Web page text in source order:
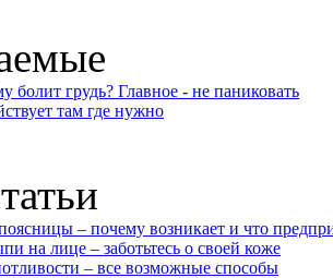
болит грудь? Главное - не паниковать
там где нужно
– почему возникает и что
на лице – заботьтесь о своей коже
– все возможные способы